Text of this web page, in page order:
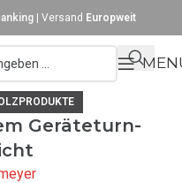
| Versand Europweit
Geräteturn-